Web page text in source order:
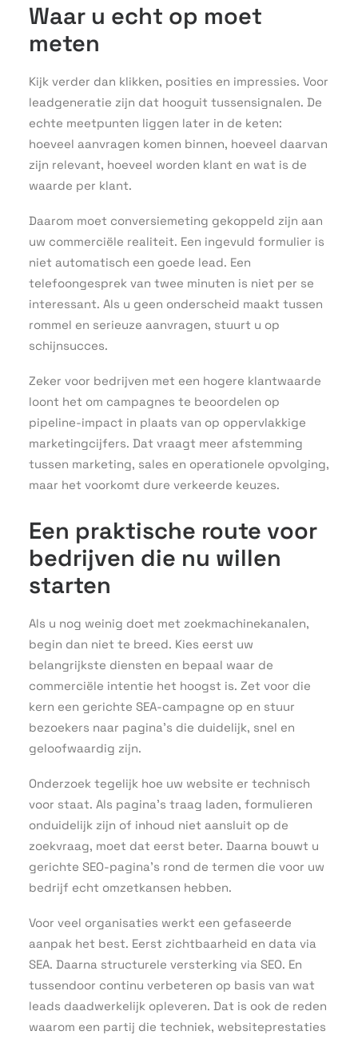
Waar u echt op moet
meten
Kijk verder dan klikken, posities en impressies. Voor
leadgeneratie zijn dat hooguit tussensignalen. De
echte meetpunten liggen later in de keten:
hoeveel aanvragen komen binnen, hoeveel daarvan
zijn relevant, hoeveel worden klant en wat is de
waarde per klant.
Daarom moet conversiemeting gekoppeld zijn aan
uw commerciële realiteit. Een ingevuld formulier is
niet automatisch een goede lead. Een
telefoongesprek van twee minuten is niet per se
interessant. Als u geen onderscheid maakt tussen
rommel en serieuze aanvragen, stuurt u op
schijnsucces.
Zeker voor bedrijven met een hogere klantwaarde
loont het om campagnes te beoordelen op
pipeline-impact in plaats van op oppervlakkige
marketingcijfers. Dat vraagt meer afstemming
tussen marketing, sales en operationele opvolging,
maar het voorkomt dure verkeerde keuzes.
Een praktische route voor
bedrijven die nu willen
starten
Als u nog weinig doet met zoekmachinekanalen,
begin dan niet te breed. Kies eerst uw
belangrijkste diensten en bepaal waar de
commerciële intentie het hoogst is. Zet voor die
kern een gerichte SEA-campagne op en stuur
bezoekers naar pagina’s die duidelijk, snel en
geloofwaardig zijn.
Onderzoek tegelijk hoe uw website er technisch
voor staat. Als pagina’s traag laden, formulieren
onduidelijk zijn of inhoud niet aansluit op de
zoekvraag, moet dat eerst beter. Daarna bouwt u
gerichte SEO-pagina’s rond de termen die voor uw
bedrijf echt omzetkansen hebben.
Voor veel organisaties werkt een gefaseerde
aanpak het best. Eerst zichtbaarheid en data via
SEA. Daarna structurele versterking via SEO. En
tussendoor continu verbeteren op basis van wat
leads daadwerkelijk opleveren. Dat is ook de reden
waarom een partij die techniek, websiteprestaties